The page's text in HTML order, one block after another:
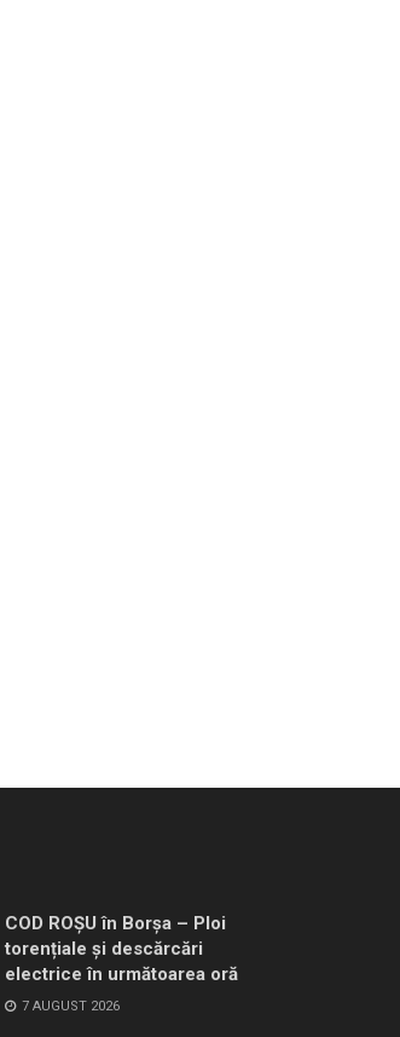
COD ROȘU în Borșa – Ploi
torențiale și descărcări
electrice în următoarea oră
7 AUGUST 2026